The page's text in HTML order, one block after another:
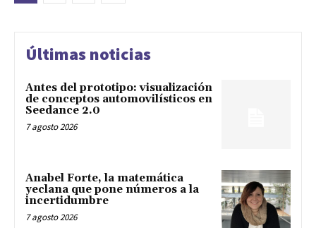
Últimas noticias
Antes del prototipo: visualización
de conceptos automovilísticos en
Seedance 2.0
7 agosto 2026
Anabel Forte, la matemática
yeclana que pone números a la
incertidumbre
7 agosto 2026